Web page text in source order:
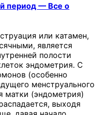
период — Все о
или катамен,
является
полости
эндометрия. С
(особенно
менструального
матки (эндометрия)
выходя